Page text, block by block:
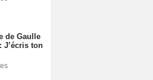
de Gaulle
J’écris ton